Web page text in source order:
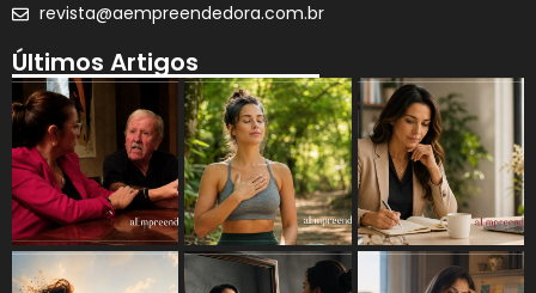
revista@aempreendedora.com.br
Últimos Artigos